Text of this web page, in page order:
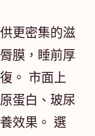
更密集的滋
膜，睡前厚
。 市面上
蛋白、玻尿
效果。 選